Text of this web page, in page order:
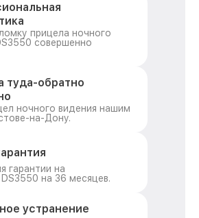
прицела ночного
совершенно
туда-обратно
ночного видения нашим
на-Дону.
гарантии на
на 36 месяцев.
устранение